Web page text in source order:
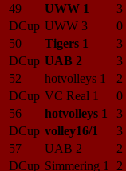
49
UWW 1 3
DCup UWW 3 0
50
Tigers 1 3
DCup UAB 2 3
52
hotvolleys 1 2
DCup VC Real 1 0
56
hotvolleys 1 3
DCup volley16/1 3
57
UAB 2 2
DCup Simmering 1 2